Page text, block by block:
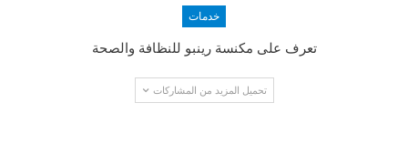
خدمات
تعرف على مكنسة رينبو للنظافة والصحة
تحميل المزيد من المشاركات